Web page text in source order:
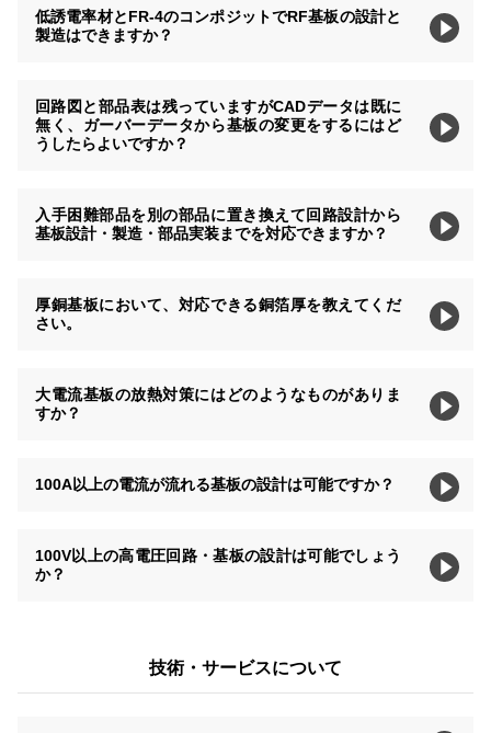
低誘電率材とFR-4のコンポジットでRF基板の設計と
製造はできますか？
回路図と部品表は残っていますがCADデータは既に
無く、ガーバーデータから基板の変更をするにはど
うしたらよいですか？
入手困難部品を別の部品に置き換えて回路設計から
基板設計・製造・部品実装までを対応できますか？
厚銅基板において、対応できる銅箔厚を教えてくだ
さい。
大電流基板の放熱対策にはどのようなものがありま
すか？
100A以上の電流が流れる基板の設計は可能ですか？
100V以上の高電圧回路・基板の設計は可能でしょう
か？
技術・サービスについて